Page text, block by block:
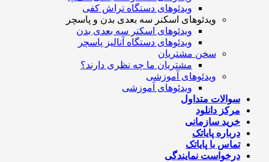
ویدئوهای دستگاه تراش کفی
ویدئوهای اسکنر سه بعدی بدن و پاسچر
ویدئوهای اسکنر سه بعدی بدن
ویدئوهای دستگاه آنالیز پاسچر
سخن مشتریان
مشتریان ما چه نظری دارند؟
ویدئوهای آموزشی
ویدئوهای آموزشی
سوالات متداول
مرکز دانلود
خرید سازمانی
درباره پایاتک
تماس با پایاتک
درخواست نمایندگی